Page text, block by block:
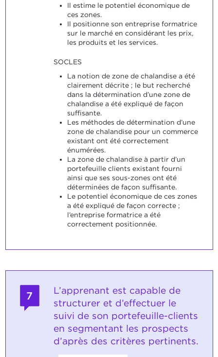
Il estime le potentiel économique de
ces zones.
Il positionne son entreprise formatrice
sur le marché en considérant les prix,
les produits et les services.
SOCLES
La notion de zone de chalandise a été
clairement décrite ; le but recherché
dans la détermination d’une zone de
chalandise a été expliqué de façon
suffisante.
Les méthodes de détermination d’une
zone de chalandise pour un commerce
existant ont été correctement
énumérées.
La zone de chalandise à partir d’un
portefeuille clients existant fourni
ainsi que ses sous-zones ont été
déterminées de façon suffisante.
Le potentiel économique de ces zones
a été expliqué de façon correcte ;
l’entreprise formatrice a été
correctement positionnée.
7
L’apprenant est capable de
structurer et d’effectuer le
suivi de son portefeuille-clients
en segmentant les prospects
d’après des critères pertinents.